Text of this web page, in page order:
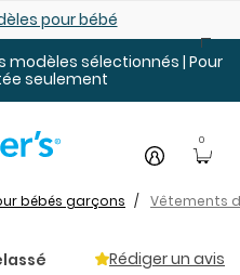
pour bébé
modèles sélectionnés | Pour
seulement
0
bébés garçons
Vêtements
Rédiger un avis